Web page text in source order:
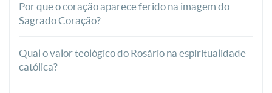
Por que o coração aparece ferido na imagem do
Sagrado Coração?
Qual o valor teológico do Rosário na espiritualidade
católica?